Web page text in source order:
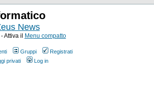
News
Attiva il Menu compatto
Gruppi
Registrati
privati Log in